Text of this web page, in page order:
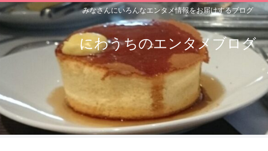
みなさんにいろんなエンタメ情報をお届けするブログ
にわうちのエンタメブログ